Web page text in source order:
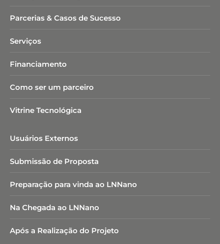
Parcerias & Casos de Sucesso
Serviços
Financiamento
Como ser um parceiro
Vitrine Tecnológica
Usuários Externos
Submissão de Proposta
Preparação para vinda ao LNNano
Na Chegada ao LNNano
Após a Realização do Projeto